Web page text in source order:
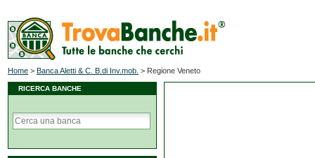
Home > Banca Aletti & C. B.di Inv.mob. > Regione Veneto
RICERCA BANCHE